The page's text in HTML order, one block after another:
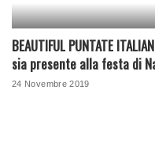
BEAUTIFUL PUNTATE
sia presente alla festa di
24 Novembre 2019